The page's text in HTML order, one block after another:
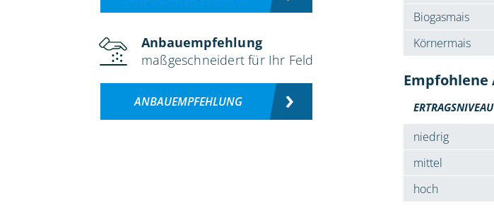
Anbauempfehlung
maßgeschneidert für Ihr Feld
ANBAUEMPFEHLUNG
Biogasmais
Körnermais
ERTRAGSNIVEAU
niedrig
mittel
hoch